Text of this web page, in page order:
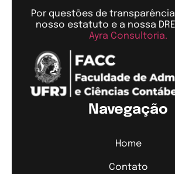
Por questões de
nosso estatuto e a nossa
Ayra Consultoria.
Navegação
Home
Contato